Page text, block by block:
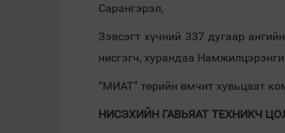
Сарангэрэл,
Зэвсэгт хүчний 337 дугаар
нисгэгч, хурандаа
“МИАТ” төрийн өмчит хувьцаат
НИСЭХИЙН ГАВЬЯАТ ТЕХНИКЧ